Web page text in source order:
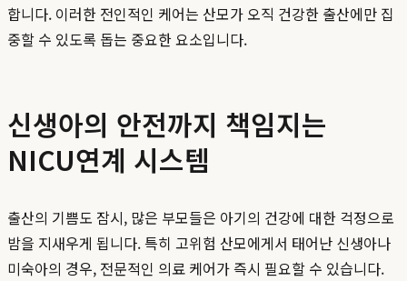
합니다. 이러한 전인적인 케어는 산모가 오직 건강한 출산에만 집
중할 수 있도록 돕는 중요한 요소입니다.
신생아의 안전까지 책임지는
NICU연계 시스템
출산의 기쁨도 잠시, 많은 부모들은 아기의 건강에 대한 걱정으로
밤을 지새우게 됩니다. 특히 고위험 산모에게서 태어난 신생아나
미숙아의 경우, 전문적인 의료 케어가 즉시 필요할 수 있습니다.